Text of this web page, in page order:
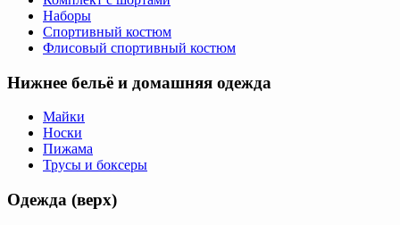
Наборы
Спортивный костюм
Флисовый спортивный костюм
Нижнее бельё и домашняя одежда
Майки
Носки
Пижама
Трусы и боксеры
Одежда (верх)